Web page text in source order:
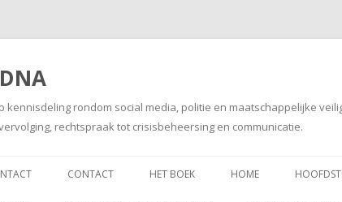
kennisdeling rondom social media, politie en maatschappelijke
rechtspraak tot crisisbeheersing en communicatie.
naar
CONTACT HET BOEK HOME